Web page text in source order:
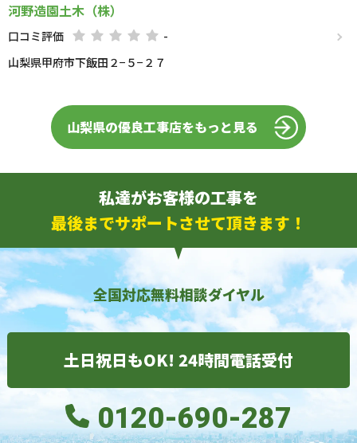
河野造園土木（株）
口コミ評価
-
山梨県甲府市下飯田２−５−２７
山梨県の優良工事店をもっと見る
私達がお客様の工事を
最後までサポートさせて頂きます！
全国対応無料相談ダイヤル
土日祝日もOK! 24時間電話受付
0120-690-287